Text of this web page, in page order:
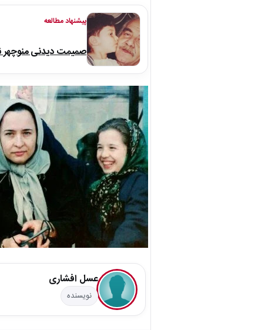
پیشنهاد مطالعه
صمیمت دیدنی منوچهر
عسل افشاری
نویسنده